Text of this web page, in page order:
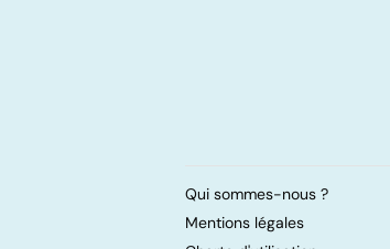
Qui sommes-nous ?
Mentions légales